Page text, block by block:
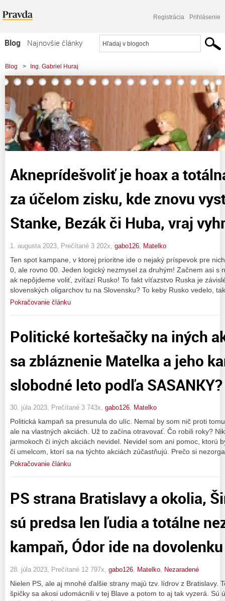
Registrácia Prihlásenie
Blog
Najnovšie články
Najčítanejšie články
Najkomentovanejšie články
Zoznam blogov
Komerčné blogy
Blog > Ing. Gabriel Huraj
Akneprídešvoliť je hoax a
za účelom zisku, kde znovu
Stanke, Bezák či Huba, vraj
1. augusta 2023, Prečítané 3 202x, gabo126 Matelko
Ten spot kampane, v ktorej prioritne ide o nejaký príspevok pre
0, ale rovno 00. Jeden logický nezmysel za druhým! Začnem asi s
ak nepôjdeme voliť, zvíťazí Rusko! To fakt víťazstvo Ruska je
slovenských oligarchov tu na Slovensku? To keby Rusko vedelo,
Pokračovanie článku
Politické kortešačky na iných
sa zbláznenie Matelka a jeho
slobodné leto podľa SASANKY?
30. júla 2023, Prečítané 3 743x, gabo126, Matelko
Politická kampaň sa presunula do ulíc. Nemal by som nič proti
ale na vlastných akciách. Už to začína otravovať. Čo robili roky?
jarmokoch či iných akciách nevidel. Nevidel som ani pomoc, ktorú
či umelcom, ktorí sa na týchto akciách zúčastňujú. Prečo si
Pokračovanie článku
PS strana Bratislavy a okolia,
sú predsa len ľudia a totálne
kampaň, Ódor ide na
28. júla 2023, Prečítané 12 797x, gabo126 Matelko Nezaradené
Nielen PS, ale aj mnohé ďalšie strany majú tzv. lídrov z Bratislavy.
špičky sa akosi udomácnili v tej Blave a potom to aj tak vyzerá. Sú